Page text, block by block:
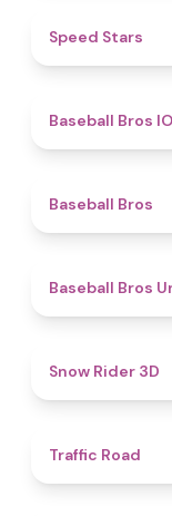
​​Speed Stars​
Baseball Bros IO
Baseball Bros
Baseball Bros
Snow Rider 3D
Traffic Road